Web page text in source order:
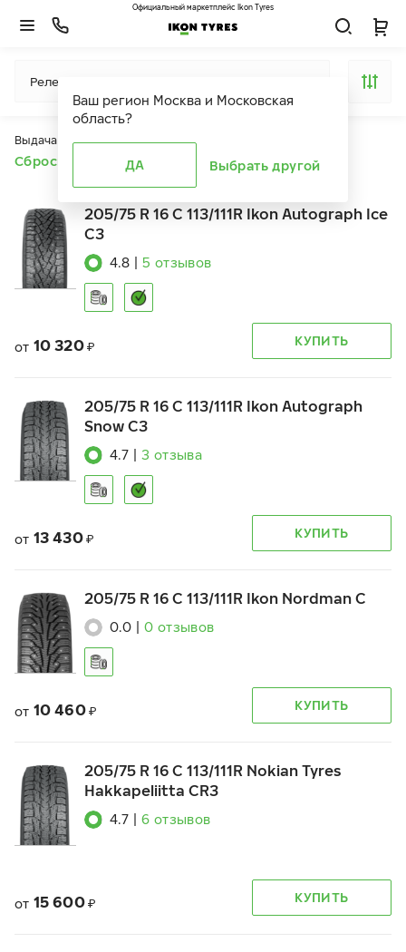
Ваш регион Москва и Московская
область?
ДА Выбрать другой
Официальный маркетплейс Ikon Tyres
Релевантность
Выдача продуктов ограничена действием фильтров
Сбросить все фильтры
205/75 R 16 C 113/111R Ikon Autograph Ice
C3
4.8 5 отзывов
от 10 320 ₽ КУПИТЬ
205/75 R 16 C 113/111R Ikon Autograph
Snow C3
4.7 3 отзыва
от 13 430 ₽ КУПИТЬ
205/75 R 16 C 113/111R Ikon Nordman C
0.0 0 отзывов
от 10 460 ₽ КУПИТЬ
205/75 R 16 C 113/111R Nokian Tyres
Hakkapeliitta CR3
4.7 6 отзывов
от 15 600 ₽ КУПИТЬ